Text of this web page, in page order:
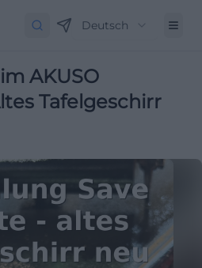
Deutsch
AKUSO
Tafelgeschirr